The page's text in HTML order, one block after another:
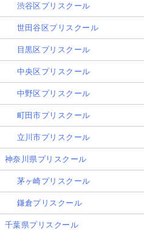
渋谷区プリスクール
世田谷区プリスクール
目黒区プリスクール
中央区プリスクール
中野区プリスクール
町田市プリスクール
立川市プリスクール
神奈川県プリスクール
茅ヶ崎プリスクール
鎌倉プリスクール
千葉県プリスクール